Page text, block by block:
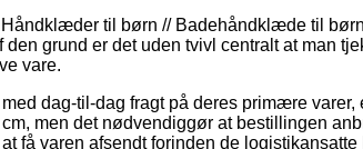
til børn // Badehåndklæde til
grund er det uden tvivl centralt at man
vare.
dag-til-dag fragt på deres primære varer,
men det nødvendiggør at bestillingen
få varen afsendt forinden de logistikansatte